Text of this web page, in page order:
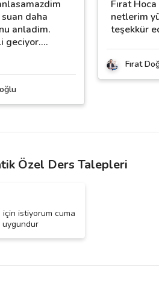
daha
anladim.
geciyor.…
Fırat
netlerim
teşekkür
Fırat
Özel Ders Talepleri
için istiyorum cuma